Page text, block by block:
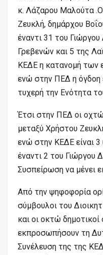
κ. Λάζαρου Μαλούτα
Ζευκλή, δημάρχου
έναντι 31 του
Γρεβενών και 5 της
ΚΕΔΕ η κατανομή των
ενώ στην ΠΕΔ η
τυχερή την Ενότητα
Έτσι στην ΠΕΔ οι
μεταξύ Χρήστου
ενώ στην ΚΕΔΕ είναι
έναντι 2 του Γιώργου
Συσπείρωση να μένει
Από την ψηφοφορία
σύμβουλοι του
και οι οκτώ
εκπροσωπήσουν τη
Συνέλευση της της